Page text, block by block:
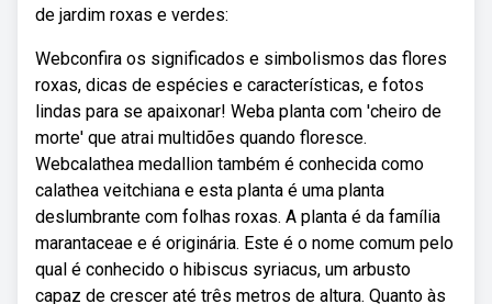
de jardim roxas e verdes:
Webconfira os significados e simbolismos das flores
roxas, dicas de espécies e características, e fotos
lindas para se apaixonar! Weba planta com 'cheiro de
morte' que atrai multidões quando floresce.
Webcalathea medallion também é conhecida como
calathea veitchiana e esta planta é uma planta
deslumbrante com folhas roxas. A planta é da família
marantaceae e é originária. Este é o nome comum pelo
qual é conhecido o hibiscus syriacus, um arbusto
capaz de crescer até três metros de altura. Quanto às